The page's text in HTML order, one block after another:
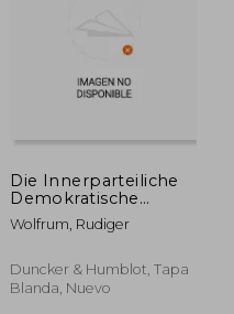
Die Innerparteiliche
Demokratische
Ordnung Nach Dem
Parteiengesetz (en
Wolfrum, Rudiger
Duncker & Humblot, Tapa
Blanda, Nuevo